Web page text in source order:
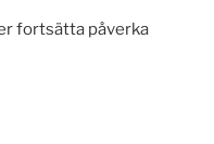
fortsätta påverka